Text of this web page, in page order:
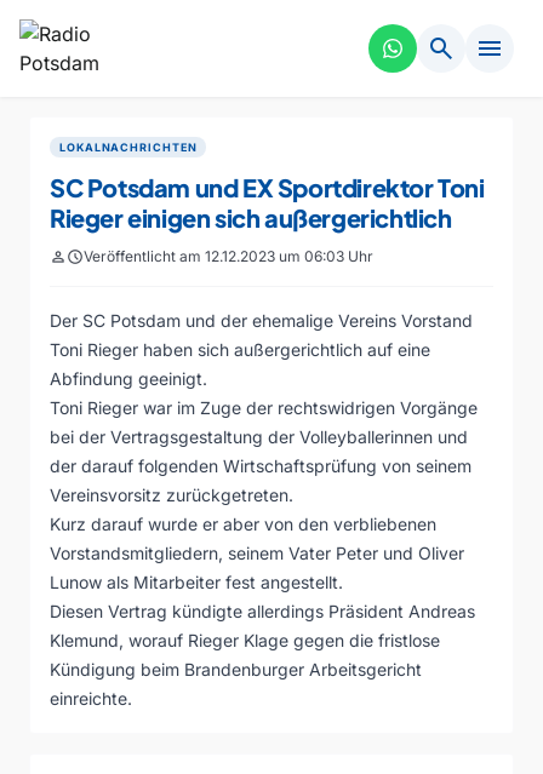
search menu
LOKALNACHRICHTEN
SC Potsdam und EX Sportdirektor Toni
Rieger einigen sich außergerichtlich
personscheduleVeröffentlicht am 12.12.2023 um 06:03 Uhr
Der SC Potsdam und der ehemalige Vereins Vorstand
Toni Rieger haben sich außergerichtlich auf eine
Abfindung geeinigt.
Toni Rieger war im Zuge der rechtswidrigen Vorgänge
bei der Vertragsgestaltung der Volleyballerinnen und
der darauf folgenden Wirtschaftsprüfung von seinem
Vereinsvorsitz zurückgetreten.
Kurz darauf wurde er aber von den verbliebenen
Vorstandsmitgliedern, seinem Vater Peter und Oliver
Lunow als Mitarbeiter fest angestellt.
Diesen Vertrag kündigte allerdings Präsident Andreas
Klemund, worauf Rieger Klage gegen die fristlose
Kündigung beim Brandenburger Arbeitsgericht
einreichte.